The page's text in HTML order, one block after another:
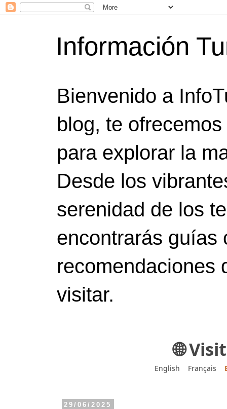
Información
Bienvenido a
blog, te
para explorar la
Desde los
serenidad de los
encontrarás guías
recomendaciones
visitar.
🌐
English Français
29/06/2025